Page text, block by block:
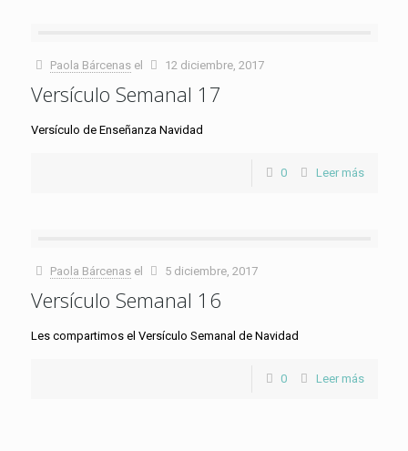
Paola Bárcenas el 12 diciembre, 2017
Versículo Semanal 17
Versículo de Enseñanza Navidad
0 Leer más
Paola Bárcenas el 5 diciembre, 2017
Versículo Semanal 16
Les compartimos el Versículo Semanal de Navidad
0 Leer más